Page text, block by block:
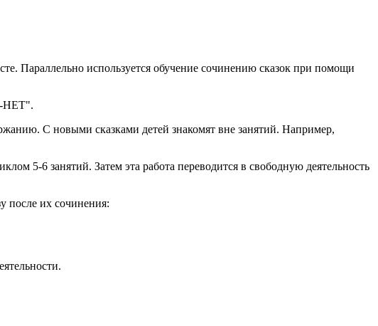
Параллельно используется обучение сочинению сказок при помощи
НЕТ".
С новыми сказками детей знакомят вне занятий. Например,
5-6 занятий. Затем эта работа переводится в свободную деятельность
после их сочинения: